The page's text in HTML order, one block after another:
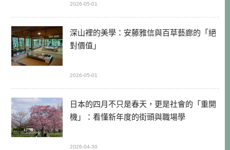
2026-05-01
深山裡的美學：安藤雅信與百草藝廊的「絕
對價值」
2026-05-01
日本的四月不只是春天，更是社會的「重開
機」：看懂新年度的街頭與職場學
2026-04-30